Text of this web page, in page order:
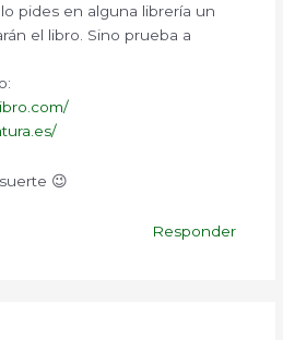
pides en alguna librería un
el libro. Sino prueba a
😉
Responder